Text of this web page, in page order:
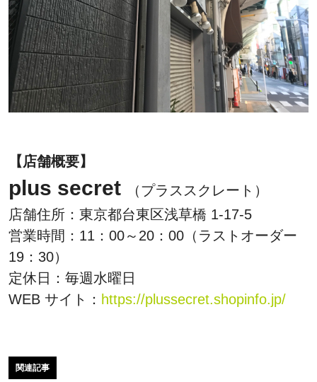
【店舗概要】
plus secret
（プラススクレート）
店舗住所：東京都台東区浅草橋 1-17-5
営業時間：11：00～20：00（ラストオーダー
19：30）
定休日：毎週水曜日
WEB サイト： https://plussecret.shopinfo.jp/
関連記事